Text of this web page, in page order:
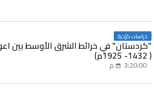
دراسات كرُدية
"كردستان" في خرائط الشرق الأوسط بين
( 1432- 1925م)
3:20:00 م